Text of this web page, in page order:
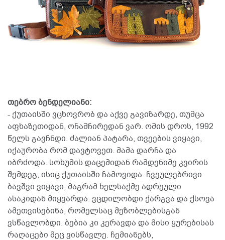
თებრო ბენდელიანი:
- ქუთაისში ვცხოვრობ და აქვე გავიზარდე, თუმცა
აფხაზეთიდან, ოჩამჩირედან ვარ. ომის დროს, 1992
წელს გავჩნდი. ძალიან პატარა, თვეების ვიყავი,
იქაურობა რომ დავტოვეთ. მამა დარჩა და
იბრძოდა. სოხუმის დაცემიდან რამდენიმე კვირის
შემდეგ, ისიც ქუთაისში ჩამოვიდა. ჩვეულებრივი
ბავშვი ვიყავი, მაგრამ ხელსაქმე ადრეული
ასაკიდან მიყვარდა. ვცდილობდი ქარგვა და ქსოვა
ამეთვისებინა, რომელსაც მეზობლებისგან
ვსწავლობდი. ბებია კი კერავდა და მისი ყურებისას
რაღაცები მეც ვისწავლე. ჩემიანებს,